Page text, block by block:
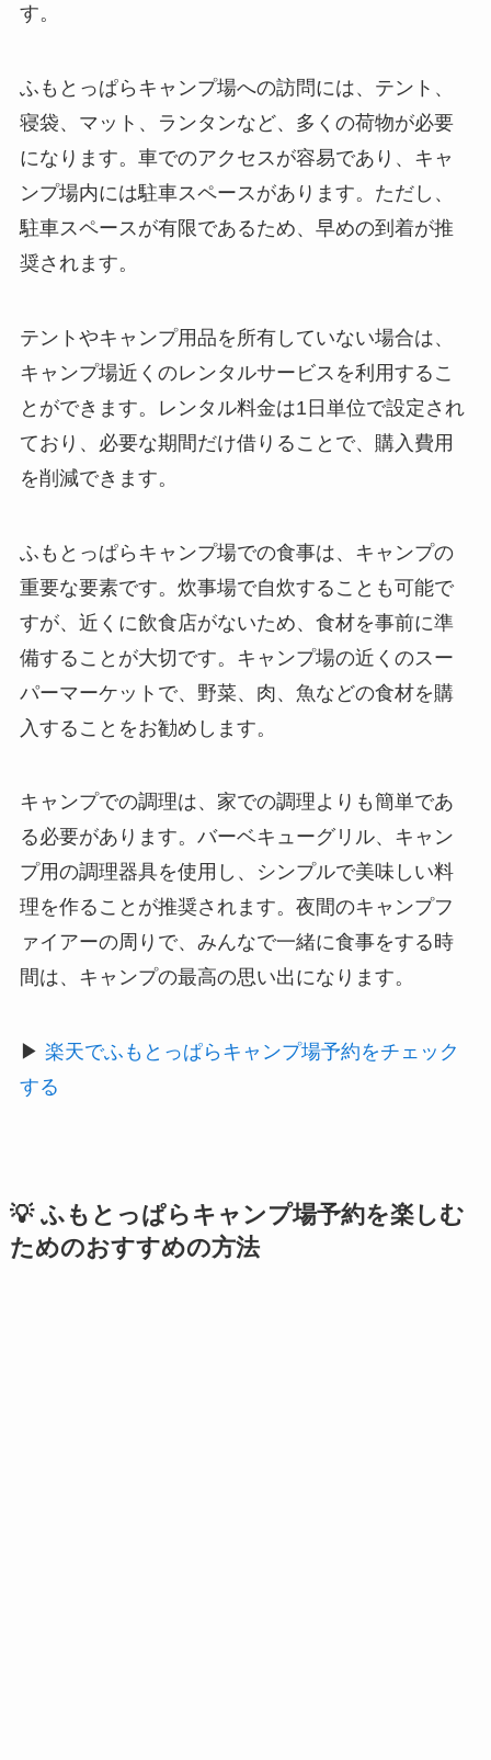
す。
ふもとっぱらキャンプ場への訪問には、テント、
寝袋、マット、ランタンなど、多くの荷物が必要
になります。車でのアクセスが容易であり、キャ
ンプ場内には駐車スペースがあります。ただし、
駐車スペースが有限であるため、早めの到着が推
奨されます。
テントやキャンプ用品を所有していない場合は、
キャンプ場近くのレンタルサービスを利用するこ
とができます。レンタル料金は1日単位で設定され
ており、必要な期間だけ借りることで、購入費用
を削減できます。
ふもとっぱらキャンプ場での食事は、キャンプの
重要な要素です。炊事場で自炊することも可能で
すが、近くに飲食店がないため、食材を事前に準
備することが大切です。キャンプ場の近くのスー
パーマーケットで、野菜、肉、魚などの食材を購
入することをお勧めします。
キャンプでの調理は、家での調理よりも簡単であ
る必要があります。バーベキューグリル、キャン
プ用の調理器具を使用し、シンプルで美味しい料
理を作ることが推奨されます。夜間のキャンプフ
ァイアーの周りで、みんなで一緒に食事をする時
間は、キャンプの最高の思い出になります。
▶ 楽天でふもとっぱらキャンプ場予約をチェック
する
💡 ふもとっぱらキャンプ場予約を楽しむ
ためのおすすめの方法